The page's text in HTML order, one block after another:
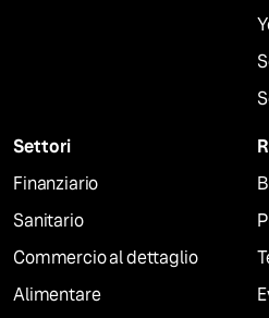
Settori
Finanziario
Sanitario
Commercio al dettaglio
Alimentare